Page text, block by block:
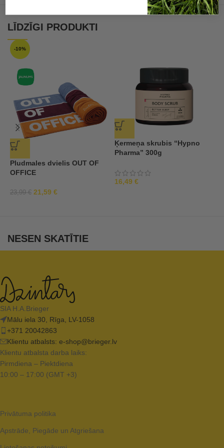
LĪDZĪGI PRODUKTI
-10%
Pludmales dvielis OUT OF
OFFICE
23,99€ 21,59 €
Ķermeņa skrubis “Hypno
Pharma” 300g
16,49 €
NESEN SKATĪTIE
SIA H.A.Brieger
Mālu iela 30, Rīga, LV-1058
+371 20042863
Klientu atbalsts: e-shop@brieger.lv
Klientu atbalsta darba laiks:
Pirmdiena – Piektdiena
10:00 – 17:00 (GMT +3)
Privātuma politika
Apstrāde, Piegāde un Atgriešana